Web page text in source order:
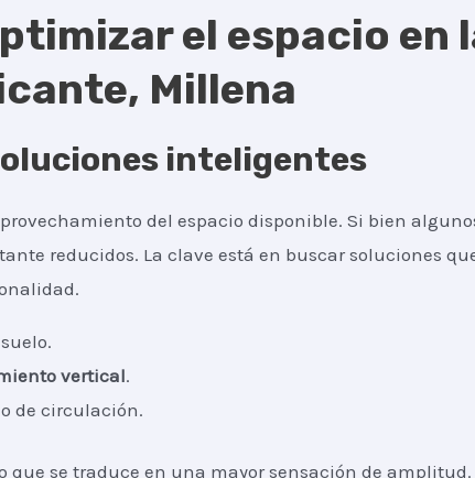
el espacio en
Millena
inteligentes
del espacio disponible. Si bien
reducidos. La clave está en buscar soluciones
vertical.
de circulación.
que se traduce en una mayor sensación de amplitud.